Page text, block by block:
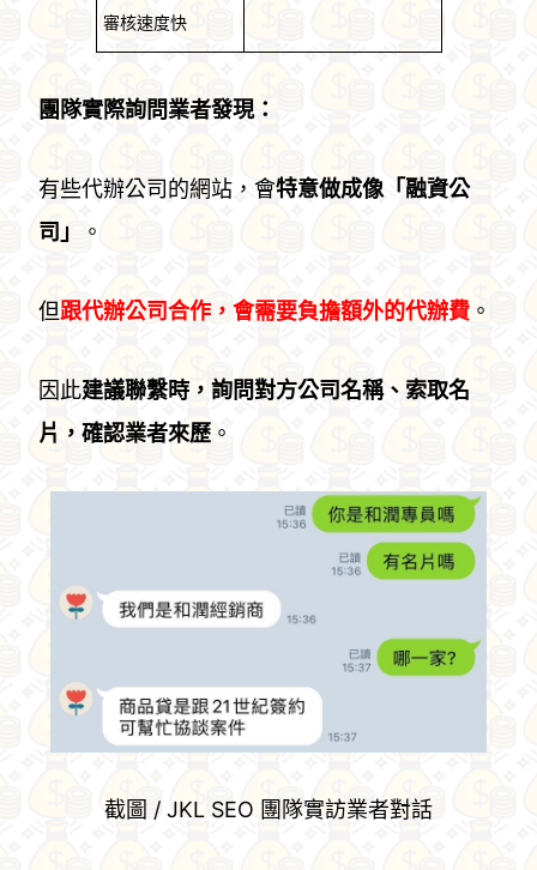
審核速度快
團隊實際詢問業者發現：
有些代辦公司的網站，會特意做成像「融資公
司」
。
但跟代辦公司合作，會需要負擔額外的代辦費 。
因此建議聯繫時，詢問對方公司名稱、索取名
片，確認業者來歷 。
截圖 / JKL SEO 團隊實訪業者對話